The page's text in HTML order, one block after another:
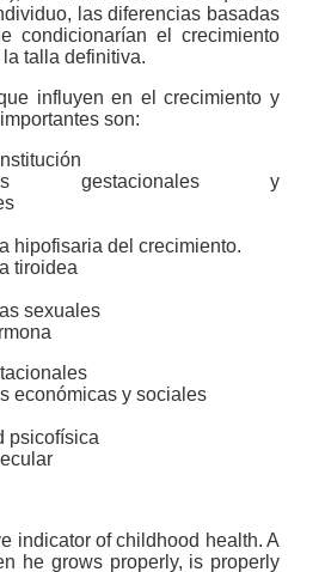
las diferencias basadas
condicionarían el crecimiento
talla definitiva.
influyen en el crecimiento y
son:
gestacionales y
hipofisaria del crecimiento.
tiroidea
sexuales
económicas y sociales
psicofísica
indicator of childhood health. A
he grows properly, is properly